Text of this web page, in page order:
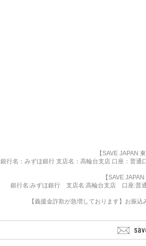
【SAVE JAPAN
銀行名：みずほ銀行 支店名：高輪台支店 口座：普
【SAVE
銀行名:みずほ銀行 支店名:高輪台支店 口座:普
【義援金詐欺が急増しております】お振